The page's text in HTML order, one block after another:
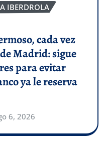
IBERDROLA
cada vez
Madrid: sigue
para evitar
ya le reserva
6, 2026